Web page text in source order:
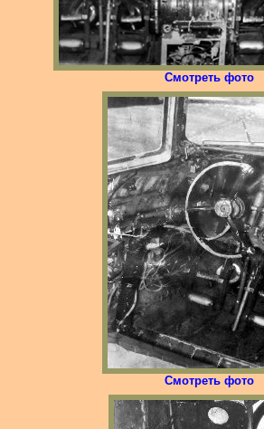
Смотреть фото
Смотреть фото